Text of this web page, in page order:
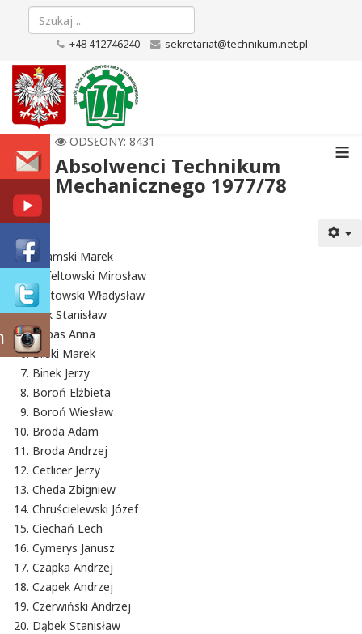
+48 412746240 sekretariat@technikum.net.pl
≡
ODSŁONY: 8431
Absolwenci Technikum
Mechanicznego 1977/78
Adamski Marek
Bafeltowski Mirosław
Bałtowski Władysław
Bąk Stanisław
Bębas Anna
Bilski Marek
Binek Jerzy
Boroń Elżbieta
Boroń Wiesław
Broda Adam
Broda Andrzej
Cetlicer Jerzy
Cheda Zbigniew
Chruścielewski Józef
Ciechań Lech
Cymerys Janusz
Czapka Andrzej
Czapek Andrzej
Czerwiński Andrzej
Dąbek Stanisław